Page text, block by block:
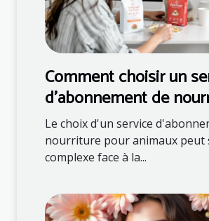
Comment choisir un
d'abonnement de
pour animaux ?
Le choix d'un service
nourriture pour animaux peut
complexe face à la...